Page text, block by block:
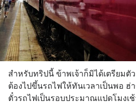
สำหรับทริปนี้ ข้าพเจ้าก็มิได้เตรียมตั
ต้องไปขึ้นรถไฟให้ทันเวลาเป็นพอ ฮ่
ตั๋วรถไฟเป็นรอบประมาณแปดโมงเช้